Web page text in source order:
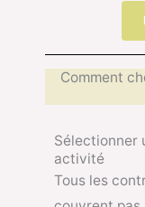
Comment
Sélectionner
activité
Tous les